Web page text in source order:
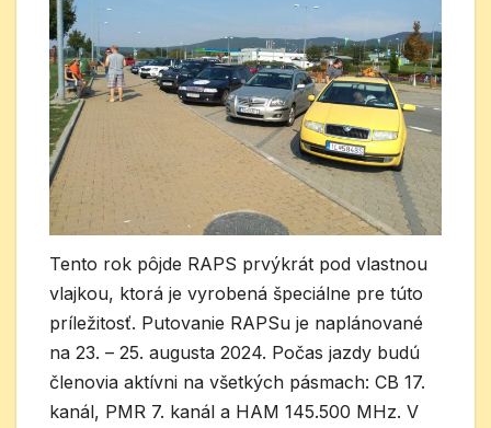
Tento rok pôjde RAPS prvýkrát pod vlastnou
vlajkou, ktorá je vyrobená špeciálne pre túto
príležitosť. Putovanie RAPSu je naplánované
na 23. – 25. augusta 2024. Počas jazdy budú
členovia aktívni na všetkých pásmach: CB 17.
kanál, PMR 7. kanál a HAM 145.500 MHz. V